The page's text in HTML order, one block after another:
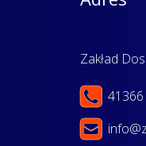
Zakład
41366